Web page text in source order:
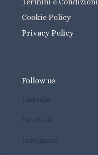
Cookie Policy
Privacy Policy
Follow us
Linkedin
Facebook
Instagram